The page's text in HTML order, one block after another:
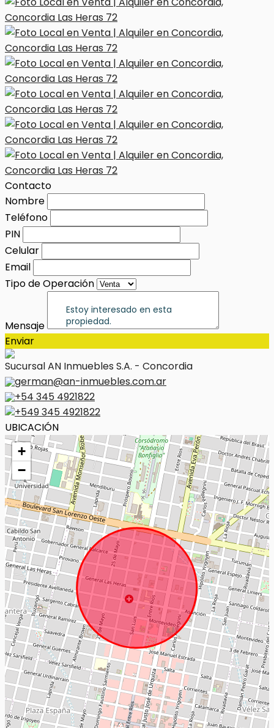
Contacto
Nombre
Teléfono
PIN
Celular
Email
Tipo de Operación
Mensaje
Enviar
Sucursal AN Inmuebles S.A. - Concordia
german@an-inmuebles.com.ar
+54 345 4921822
+549 345 4921822
UBICACIÓN
+
−